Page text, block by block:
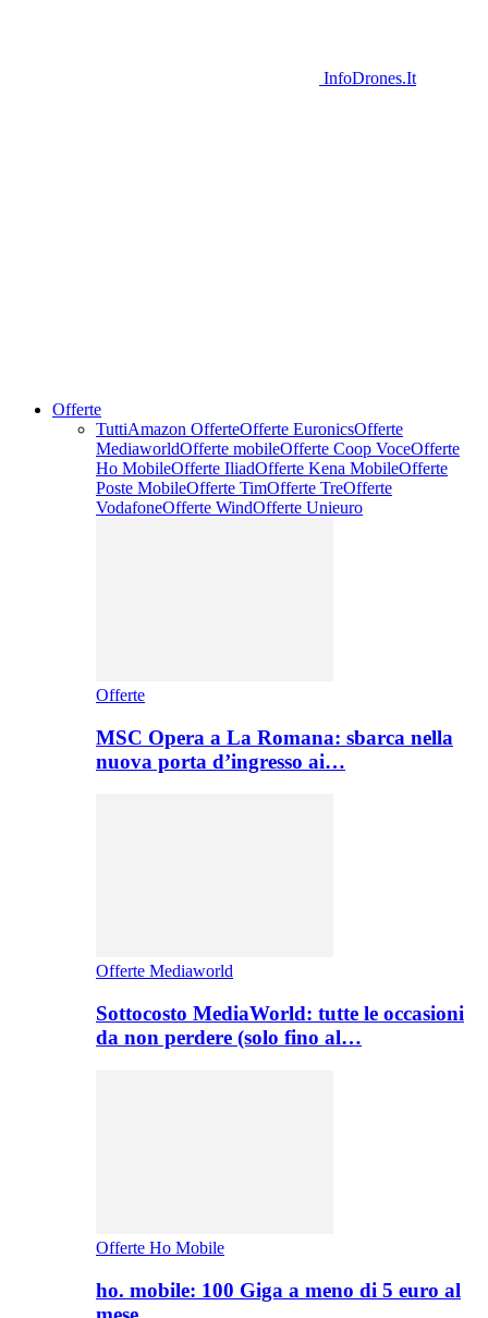
InfoDrones.It
Offerte
TuttiAmazon OfferteOfferte EuronicsOfferte
MediaworldOfferte mobileOfferte Coop VoceOfferte
Ho MobileOfferte IliadOfferte Kena MobileOfferte
Poste MobileOfferte TimOfferte TreOfferte
VodafoneOfferte WindOfferte Unieuro
Offerte
MSC Opera a La Romana: sbarca nella
nuova porta d’ingresso ai…
Offerte Mediaworld
Sottocosto MediaWorld: tutte le occasioni
da non perdere (solo fino al…
Offerte Ho Mobile
ho. mobile: 100 Giga a meno di 5 euro al